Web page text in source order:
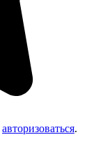
авторизоваться.